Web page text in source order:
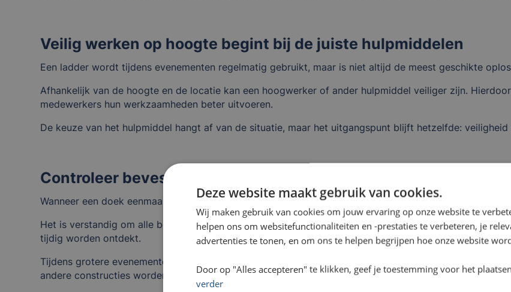
Veilig werken op hoogte begint bij de juiste hulpmiddelen
Een ladder wordt tijdens evenementen regelmatig gebruikt, maar is niet altijd de meest geschikte
Afhankelijk van de hoogte en de locatie kan een hoogwerker of ander hulpmiddel veiliger zijn.
medewerkers hun werkzaamheden beter uitvoeren.
De keuze van het hulpmiddel hangt af van de situatie, maar het uitgangspunt blijft hetzelfde:
Controleer bevestigingspunten vóór aanvang van het
Wanneer een doek eenmaal hangt, betekent dat niet dat het werk klaar is.
Het is verstandig om alle bevestigingspunten nogmaals te controleren voordat bezoekers worden
tijdig worden ontdekt.
Tijdens grotere evenementen worden dergelijke controles vaak opgenomen in een bredere
andere constructies worden gecontroleerd.
Deze website maakt gebruik van cookies.
Wij maken gebruik van cookies om jouw ervaring op onze website te
helpen ons om websitefunctionaliteiten en -prestaties te verbeteren, je
advertenties te tonen, en om ons te helpen begrijpen hoe onze website
Door op "Alles accepteren" te klikken, geef je toestemming voor het
verder